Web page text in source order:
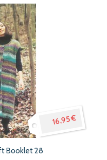
16,95 €
Booklet 28